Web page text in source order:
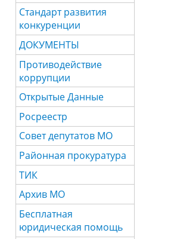
Стандарт развития
конкуренции
ДОКУМЕНТЫ
Противодействие
коррупции
Открытые Данные
Росреестр
Совет депутатов МО
Районная прокуратура
ТИК
Архив МО
Бесплатная
юридическая помощь